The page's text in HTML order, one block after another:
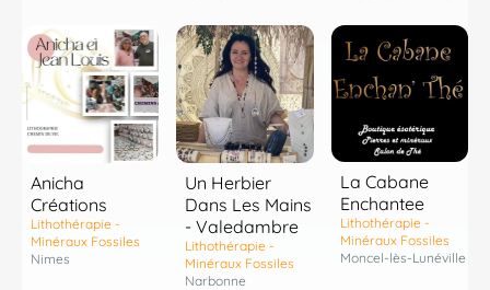
Anicha
Créations
Lithothérapie -
Minéraux Fossiles
Nimes
Un Herbier
Dans Les Mains
- Valedambre
Lithothérapie -
Minéraux Fossiles
Narbonne
La Cabane
Enchantee
Lithothérapie -
Minéraux Fossiles
Moncel-lès-Lunéville